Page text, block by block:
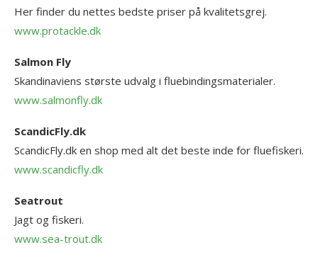
Her finder du nettes bedste priser på kvalitetsgrej.
www.protackle.dk
Salmon Fly
Skandinaviens største udvalg i fluebindingsmaterialer.
www.salmonfly.dk
ScandicFly.dk
ScandicFly.dk en shop med alt det beste inde for fluefiskeri.
www.scandicfly.dk
Seatrout
Jagt og fiskeri.
www.sea-trout.dk